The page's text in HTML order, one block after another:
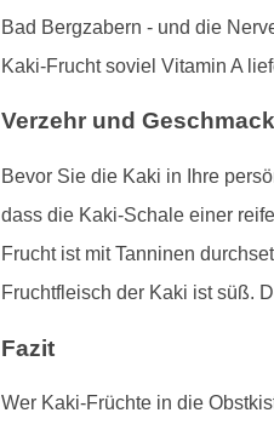
Bad Bergzabern - und die
Kaki-Frucht soviel Vitamin A
Verzehr und Geschmack
Bevor Sie die Kaki in Ihre
dass die Kaki-Schale einer
Frucht ist mit Tanninen
Fruchtfleisch der Kaki ist süß.
Fazit
Wer Kaki-Früchte in die